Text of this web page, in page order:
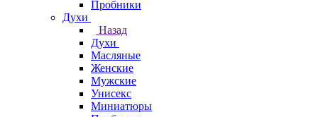
Пробники
Духи
Назад
Духи
Масляные
Женские
Мужские
Унисекс
Миниатюры